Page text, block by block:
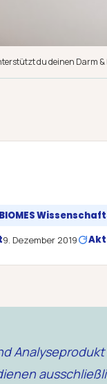
du deinen Darm
BIOMES
9. Dezember 2019